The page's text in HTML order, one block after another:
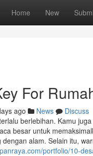
Home New
For
ago News
Discuss
berlebihan. Kamu
besar untuk
alam. Selain itu,
portfolio/10-